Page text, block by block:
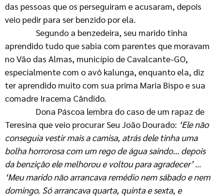
das pessoas que os perseguiram e acusaram, depois
veio pedir para ser benzido por ela.
Segundo a benzedeira, seu marido tinha
aprendido tudo que sabia com parentes que moravam
no Vão das Almas, município de Cavalcante-GO,
especialmente com o avô kalunga, enquanto ela, diz
ter aprendido muito com sua prima Maria Bispo e sua
comadre Iracema Cândido.
Dona Páscoa lembra do caso de um rapaz de
Teresina que veio procurar Seu João Dourado: ‘Ele não
conseguia vestir mais a camisa, atrás dele tinha uma
bolha horrorosa com um rego de água saindo… depois
da benzição ele melhorou e voltou para agradecer’…
‘Meu marido não arrancava remédio nem sábado e nem
domingo. Só arrancava quarta, quinta e sexta, e